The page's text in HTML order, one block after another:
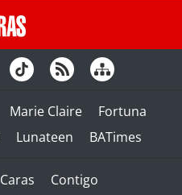
Marie Claire
Fortuna
Lunateen BATimes
Caras
Contigo